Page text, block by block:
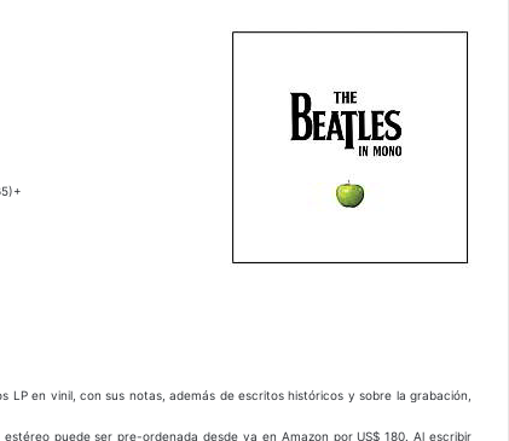
LP en vinil, con sus notas, además de escritos históricos y sobre la grabación,
puede ser pre-ordenada desde ya en Amazon por US$ 180. Al escribir